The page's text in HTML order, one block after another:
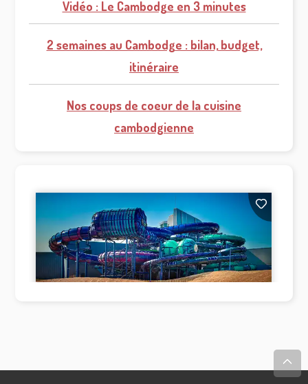
Vidéo : Le Cambodge en 3 minutes
2 semaines au Cambodge : bilan, budget,
itinéraire
Nos coups de coeur de la cuisine
cambodgienne